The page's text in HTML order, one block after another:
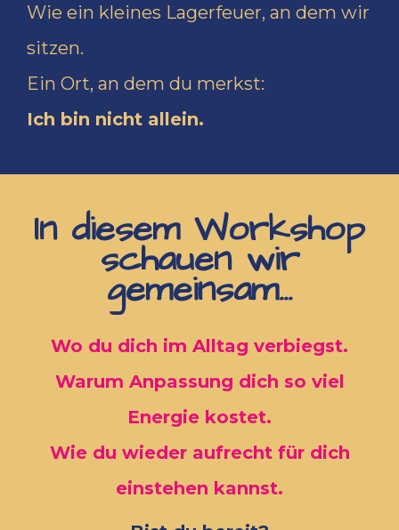
Wie ein kleines Lagerfeuer, an dem wir
sitzen.
Ein Ort, an dem du merkst:
Ich bin nicht allein.
In diesem Workshop
schauen wir
gemeinsam...
Wo du dich im Alltag verbiegst.
Warum Anpassung dich so viel
Energie kostet.
Wie du wieder aufrecht für dich
einstehen kannst.